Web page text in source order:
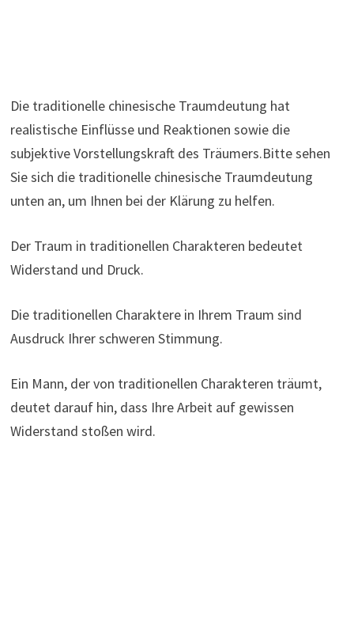
Die traditionelle chinesische Traumdeutung hat
realistische Einflüsse und Reaktionen sowie die
subjektive Vorstellungskraft des Träumers.Bitte sehen
Sie sich die traditionelle chinesische Traumdeutung
unten an, um Ihnen bei der Klärung zu helfen.
Der Traum in traditionellen Charakteren bedeutet
Widerstand und Druck.
Die traditionellen Charaktere in Ihrem Traum sind
Ausdruck Ihrer schweren Stimmung.
Ein Mann, der von traditionellen Charakteren träumt,
deutet darauf hin, dass Ihre Arbeit auf gewissen
Widerstand stoßen wird.